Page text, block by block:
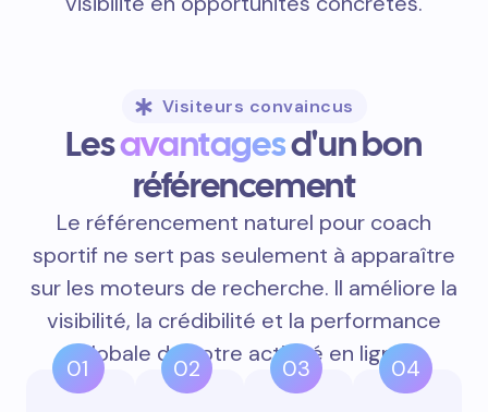
Visiteurs convaincus
Lesavantagesd'un bon
référencement
Le référencement naturel pour coach
sportif ne sert pas seulement à apparaître
sur les moteurs de recherche. Il améliore la
visibilité, la crédibilité et la performance
globale de votre activité en ligne.
01 02 03 04